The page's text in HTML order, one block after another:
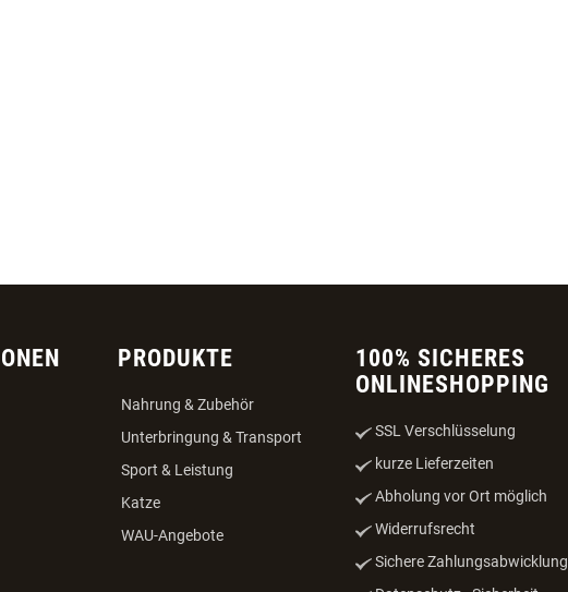
PRODUKTE
Nahrung & Zubehör
Unterbringung & Transport
Sport & Leistung
Katze
WAU-Angebote
100% SICHERES
ONLINESHOPPING
SSL Verschlüsselung
kurze Lieferzeiten
Abholung vor Ort möglich
Widerrufsrecht
Sichere Zahlungsabwicklung